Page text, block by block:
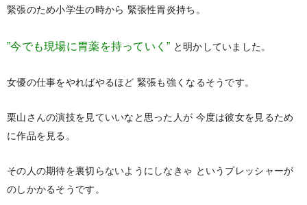
緊張のため小学生の時から 緊張性胃炎持ち。
”今でも現場に胃薬を持っていく” と明かしていました。
女優の仕事をやればやるほど 緊張も強くなるそうです。
栗山さんの演技を見ていいなと思った人が 今度は彼女を見るため
に作品を見る。
その人の期待を裏切らないようにしなきゃ というプレッシャーが
のしかかるそうです。